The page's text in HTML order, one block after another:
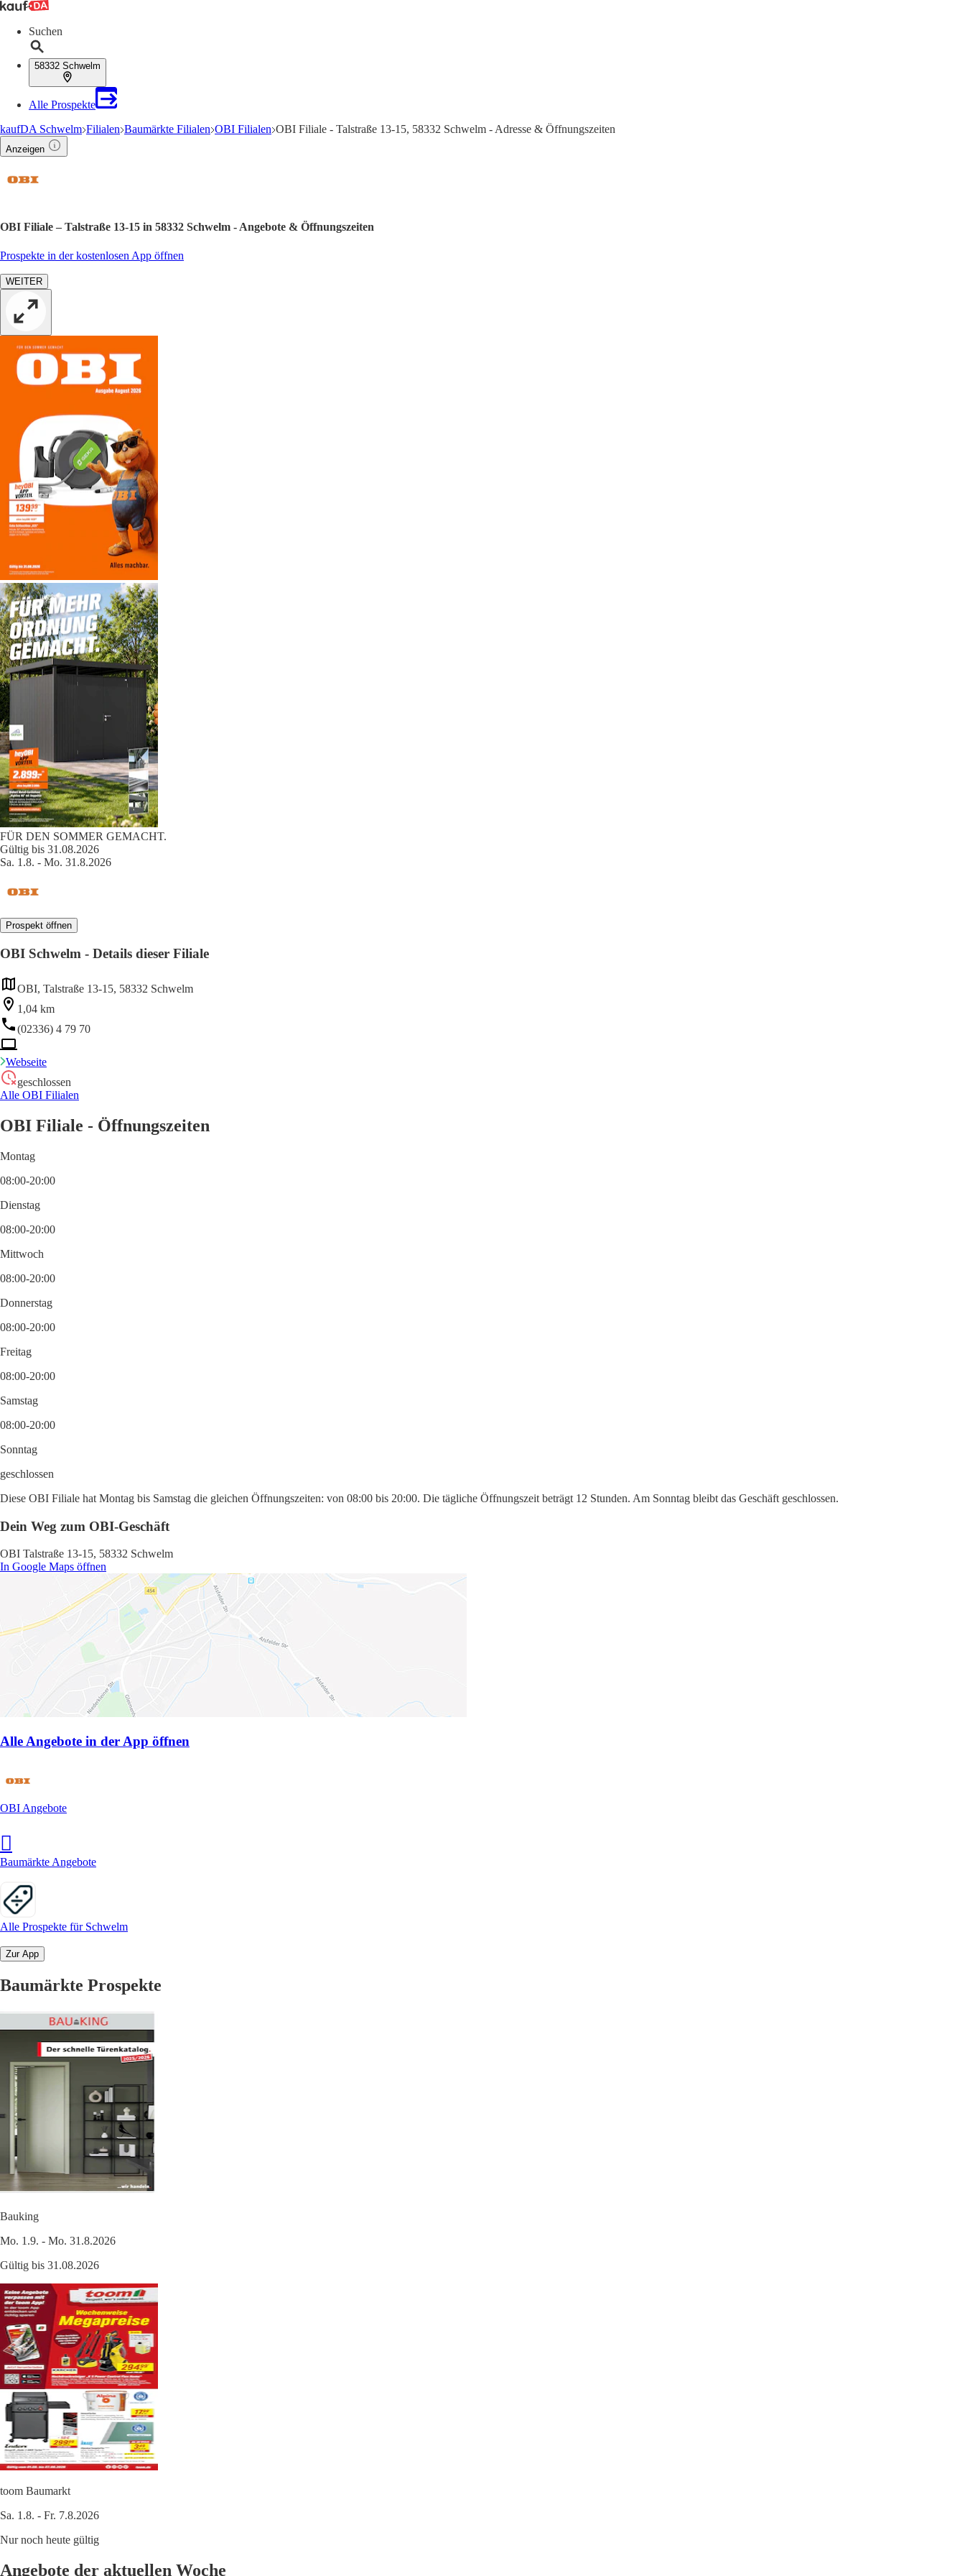
Suchen
58332 Schwelm
Alle Prospekte
kaufDA Schwelm Filialen Baumärkte Filialen OBI Filialen OBI Filiale - Talstraße 13-15, 58332 Schwelm - Adresse & Öffnungszeiten
Anzeigen
OBI Filiale – Talstraße 13-15 in 58332 Schwelm - Angebote & Öffnungszeiten
Prospekte in der kostenlosen App öffnen
WEITER
FÜR DEN SOMMER GEMACHT.
Gültig bis 31.08.2026
Sa. 1.8. - Mo. 31.8.2026
Prospekt öffnen
OBI Schwelm - Details dieser Filiale
OBI, Talstraße 13-15, 58332 Schwelm
1,04 km
(02336) 4 79 70
Webseite
geschlossen
Alle OBI Filialen
OBI Filiale - Öffnungszeiten
Montag
08:00-20:00
Dienstag
08:00-20:00
Mittwoch
08:00-20:00
Donnerstag
08:00-20:00
Freitag
08:00-20:00
Samstag
08:00-20:00
Sonntag
geschlossen
Diese OBI Filiale hat Montag bis Samstag die gleichen Öffnungszeiten: von 08:00 bis 20:00. Die tägliche Öffnungszeit beträgt 12 Stunden. Am Sonntag bleibt das Geschäft geschlossen.
Dein Weg zum OBI-Geschäft
OBI Talstraße 13-15, 58332 Schwelm
In Google Maps öffnen
Alle Angebote in der App öffnen
OBI Angebote
Baumärkte Angebote
Alle Prospekte für Schwelm
Zur App
Baumärkte Prospekte
Bauking
Mo. 1.9. - Mo. 31.8.2026
Gültig bis 31.08.2026
toom Baumarkt
Sa. 1.8. - Fr. 7.8.2026
Nur noch heute gültig
Angebote der aktuellen Woche